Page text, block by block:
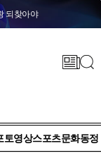
되찾아야
토영상스포츠문화동정